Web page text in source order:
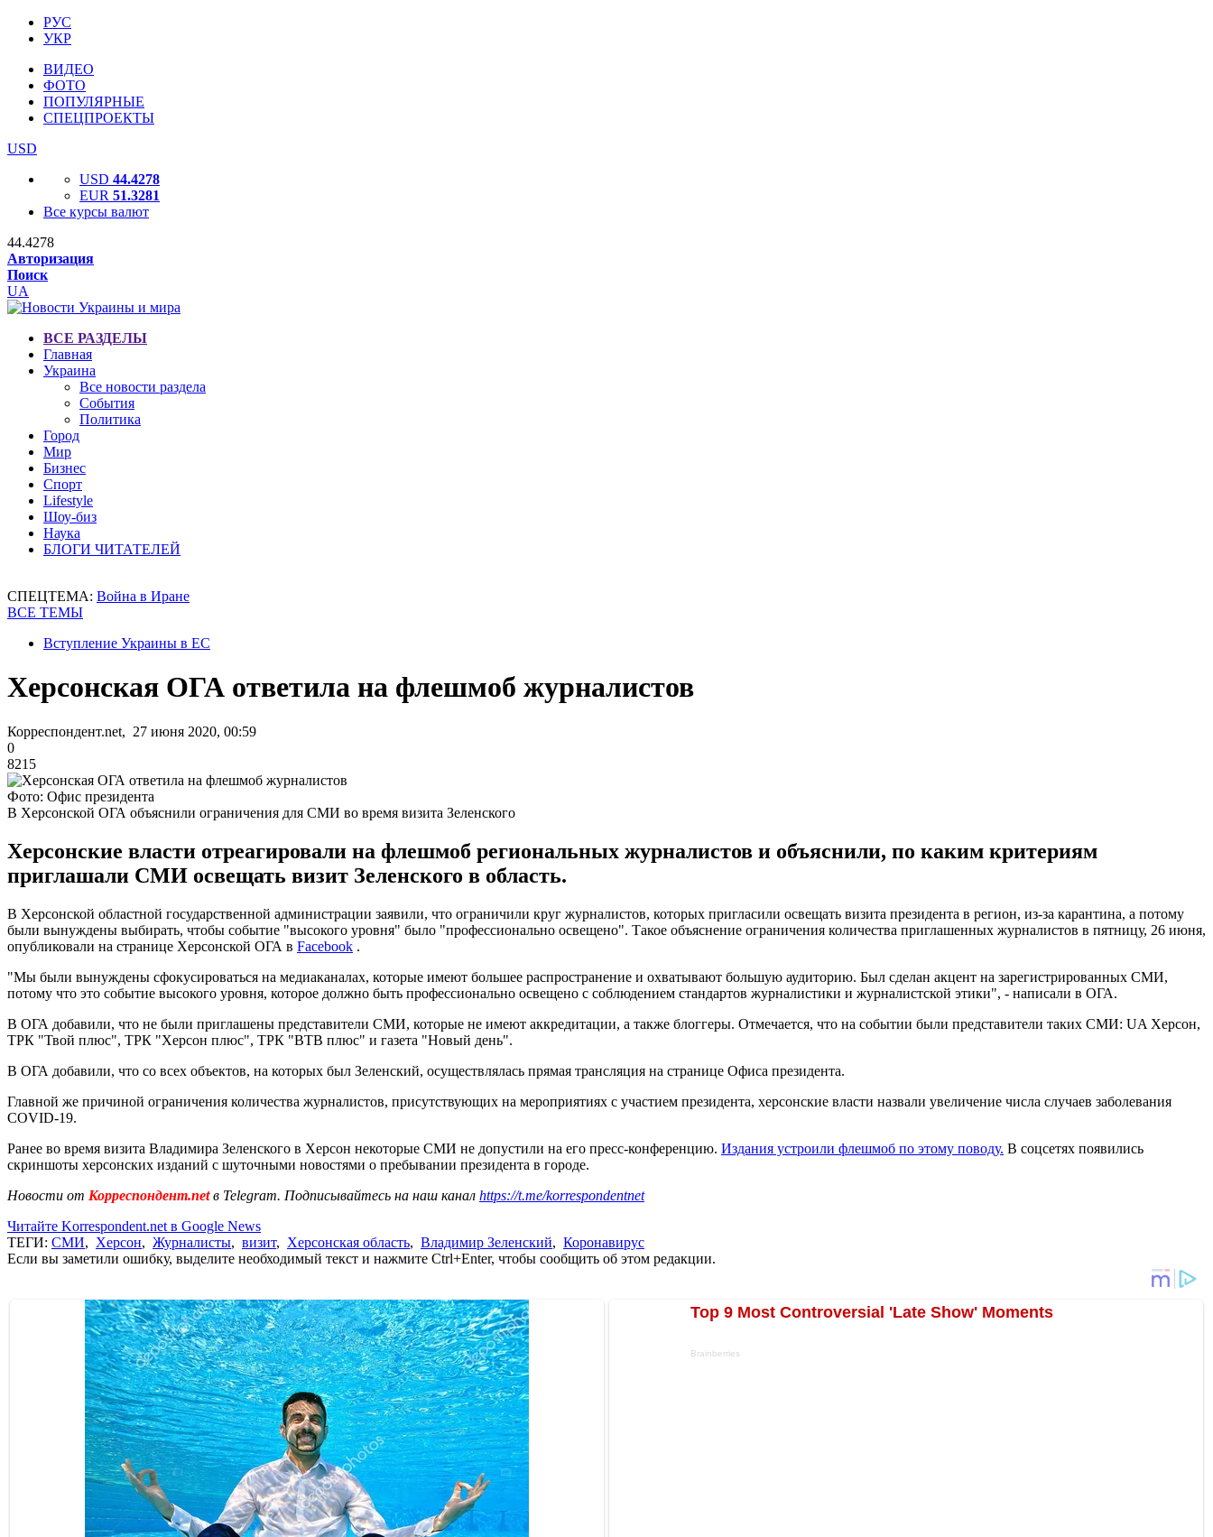
РУС
УКР
ВИДЕО
ФОТО
ПОПУЛЯРНЫЕ
СПЕЦПРОЕКТЫ
USD
USD 44.4278
EUR 51.3281
Все курсы валют
44.4278
Авторизация
Поиск
UA
ВСЕ РАЗДЕЛЫ
Главная
Украина
Все новости раздела
События
Политика
Город
Мир
Бизнес
Спорт
Lifestyle
Шоу-биз
Наука
БЛОГИ ЧИТАТЕЛЕЙ
СПЕЦТЕМА: Война в Иране
ВСЕ ТЕМЫ
Вступление Украины в ЕС
Херсонская ОГА ответила на флешмоб журналистов
Корреспондент.net, 27 июня 2020, 00:59
0
8215
Фото: Офис президента
В Херсонской ОГА объяснили ограничения для СМИ во время визита Зеленского
Херсонские власти отреагировали на флешмоб региональных журналистов и объяснили, по каким критериям
приглашали СМИ освещать визит Зеленского в область.
В Херсонской областной государственной администрации заявили, что ограничили круг журналистов, которых пригласили освещать визита президента в регион, из-за карантина, а потому
были вынуждены выбирать, чтобы событие "высокого уровня" было "профессионально освещено". Такое объяснение ограничения количества приглашенных журналистов в пятницу, 26 июня,
опубликовали на странице Херсонской ОГА в Facebook .
"Мы были вынуждены сфокусироваться на медиаканалах, которые имеют большее распространение и охватывают большую аудиторию. Был сделан акцент на зарегистрированных СМИ,
потому что это событие высокого уровня, которое должно быть профессионально освещено с соблюдением стандартов журналистики и журналистской этики", - написали в ОГА.
В ОГА добавили, что не были приглашены представители СМИ, которые не имеют аккредитации, а также блоггеры. Отмечается, что на событии были представители таких СМИ: UA Херсон,
ТРК "Твой плюс", ТРК "Херсон плюс", ТРК "ВТВ плюс" и газета "Новый день".
В ОГА добавили, что со всех объектов, на которых был Зеленский, осуществлялась прямая трансляция на странице Офиса президента.
Главной же причиной ограничения количества журналистов, присутствующих на мероприятиях с участием президента, херсонские власти назвали увеличение числа случаев заболевания
COVID-19.
Ранее во время визита Владимира Зеленского в Херсон некоторые СМИ не допустили на его пресс-конференцию. Издания устроили флешмоб по этому поводу. В соцсетях появились
скриншоты херсонских изданий с шуточными новостями о пребывании президента в городе.
Новости от Корреспондент.netв Telegram. Подписывайтесь на наш канал https://t.me/korrespondentnet
Читайте Korrespondent.net в Google News
ТЕГИ: СМИ, Херсон, Журналисты, визит, Херсонская область, Владимир Зеленский, Коронавирус
Если вы заметили ошибку, выделите необходимый текст и нажмите Ctrl+Enter, чтобы сообщить об этом редакции.